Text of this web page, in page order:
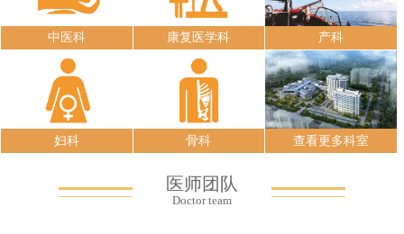
中医科 康复医学科 产科
妇科 骨科 查看更多科室
医师团队
Doctor team